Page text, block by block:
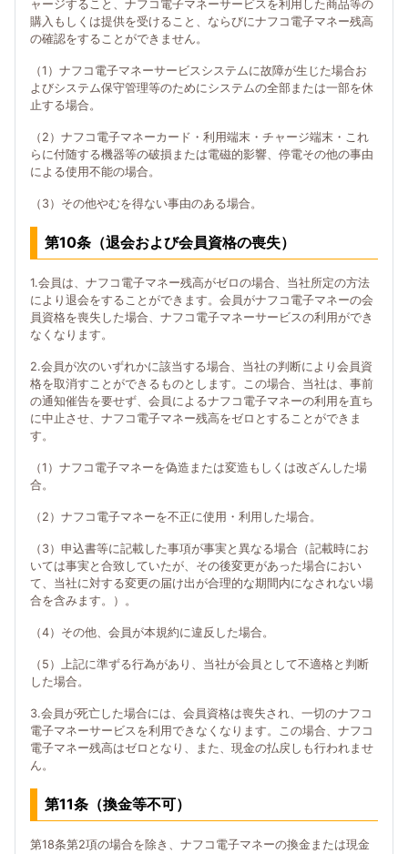
ャージすること、ナフコ電子マネーサービスを利用した商品等の
購入もしくは提供を受けること、ならびにナフコ電子マネー残高
の確認をすることができません。
（1）ナフコ電子マネーサービスシステムに故障が生じた場合お
よびシステム保守管理等のためにシステムの全部または一部を休
止する場合。
（2）ナフコ電子マネーカード・利用端末・チャージ端末・これ
らに付随する機器等の破損または電磁的影響、停電その他の事由
による使用不能の場合。
（3）その他やむを得ない事由のある場合。
第10条（退会および会員資格の喪失）
1.会員は、ナフコ電子マネー残高がゼロの場合、当社所定の方法
により退会をすることができます。会員がナフコ電子マネーの会
員資格を喪失した場合、ナフコ電子マネーサービスの利用ができ
なくなります。
2.会員が次のいずれかに該当する場合、当社の判断により会員資
格を取消すことができるものとします。この場合、当社は、事前
の通知催告を要せず、会員によるナフコ電子マネーの利用を直ち
に中止させ、ナフコ電子マネー残高をゼロとすることができま
す。
（1）ナフコ電子マネーを偽造または変造もしくは改ざんした場
合。
（2）ナフコ電子マネーを不正に使用・利用した場合。
（3）申込書等に記載した事項が事実と異なる場合（記載時にお
いては事実と合致していたが、その後変更があった場合におい
て、当社に対する変更の届け出が合理的な期間内になされない場
合を含みます。）。
（4）その他、会員が本規約に違反した場合。
（5）上記に準ずる行為があり、当社が会員として不適格と判断
した場合。
3.会員が死亡した場合には、会員資格は喪失され、一切のナフコ
電子マネーサービスを利用できなくなります。この場合、ナフコ
電子マネー残高はゼロとなり、また、現金の払戻しも行われませ
ん。
第11条（換金等不可）
第18条第2項の場合を除き、ナフコ電子マネーの換金または現金